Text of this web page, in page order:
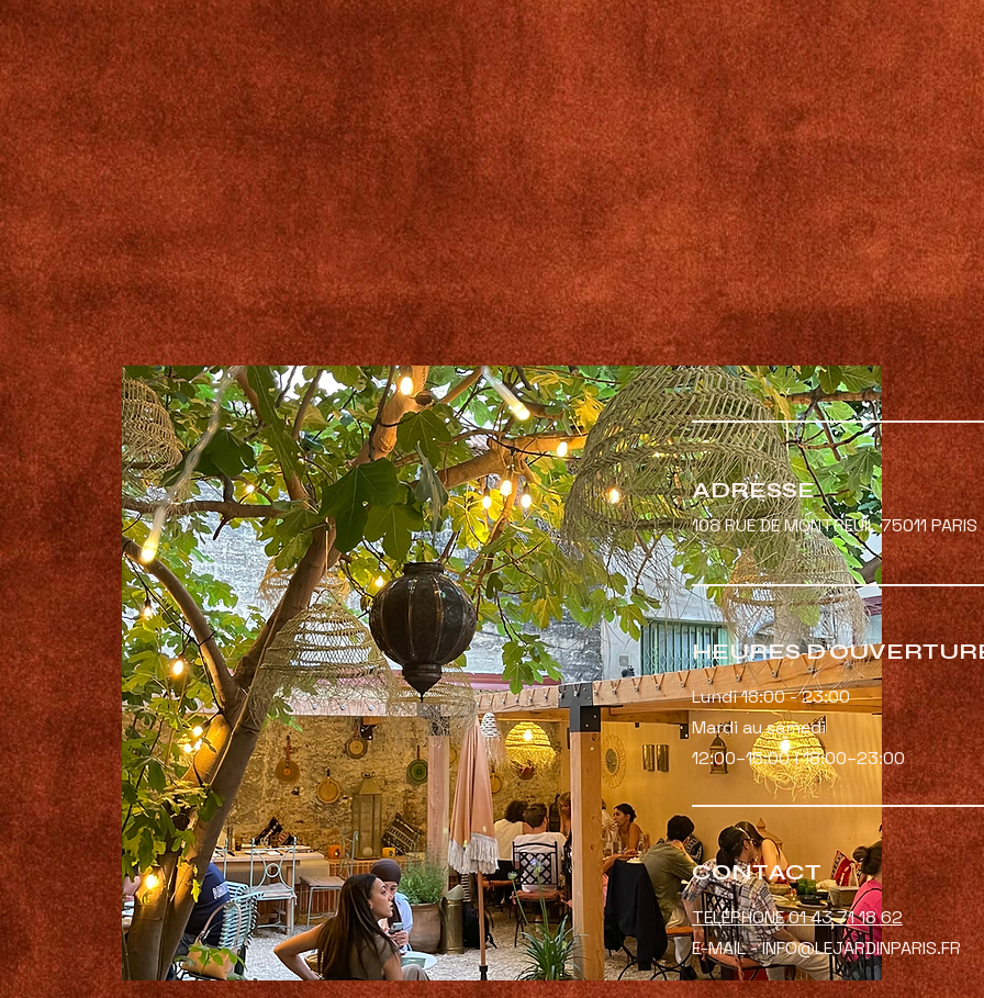
ADRESSE
108 RUE DE MONTREUIL 75011 PARIS
HEURES
Lundi 18:00 - 23:00
Mardi au samedi
12:00–15:00 i 18:00–23:00
CONTACT
TELEPHONE 01 43 71 18 62
E-MAIL - INFO@LEJARDINPARIS.FR